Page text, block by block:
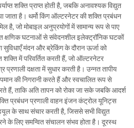
शक्ति प्राप्त होती है, जबकि अनावश्यक विद्युत
जाता है। थर्मो किंग ऑल्टरनेटर की शक्ति प्रबंधन
है, जो मोबाइल अनुप्रयोगों में सामान्य रूप से पाए
क्षणिक घटनाओं से संवेदनशील इलेक्ट्रॉनिक घटकों
सुविधाएँ मंदन और ब्रेकिंग के दौरान ऊर्जा को
में परिवर्तित करती हैं, जो ऑल्टरनेटर
दक्षता में सुधार करती है। उन्नत तापीय
की निगरानी करते हैं और स्वचालित रूप से
हैं, ताकि अति तापन को रोका जा सके जबकि आदर्श
प्रबंधन प्रणाली वाहन इंजन कंट्रोल यूनिट्स
के साथ संचार करती है, जिससे सभी विद्युत
के लिए समन्वित संचालन संभव होता है। दूरस्थ